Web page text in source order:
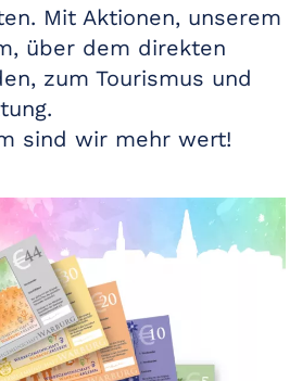
Mit Aktionen, unserem
über dem direkten
zum Tourismus und
sind wir mehr wert!